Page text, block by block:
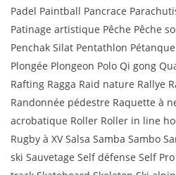
Padel Paintball Pancrace
Patinage artistique Pêche Pêche
Penchak Silat Pentathlon
Plongée Plongeon Polo Qi gong
Rafting Ragga Raid nature Rallye
Randonnée pédestre Raquette à
acrobatique Roller Roller in line
Rugby à XV Salsa Samba Sambo
ski Sauvetage Self défense Self